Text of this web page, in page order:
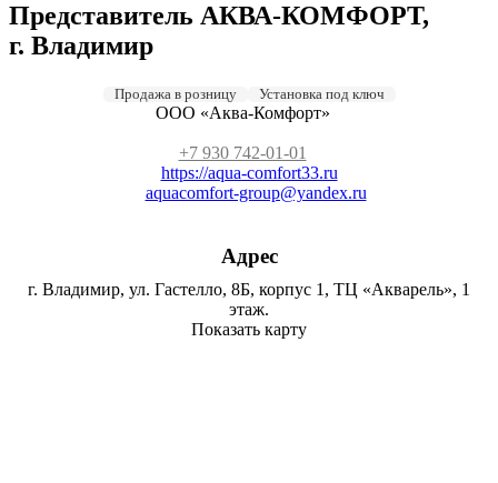
Представитель АКВА-КОМФОРТ,
г. Владимир
Продажа в розницу Установка под ключ
ООО «Аква-Комфорт»
+7 930 742-01-01
https://aqua-comfort33.ru
aquacomfort-group@yandex.ru
Адрес
г. Владимир, ул. Гастелло, 8Б, корпус 1, ТЦ «Акварель», 1
этаж.
Показать карту